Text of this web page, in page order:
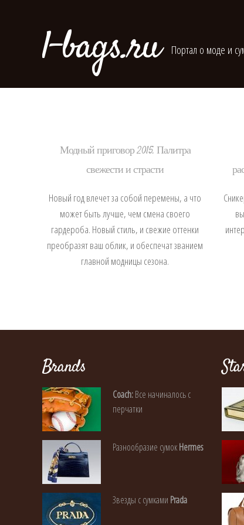
l-bags.ru Портал о моде и
Модный приговор 2015. Палитра
свежести и страсти
Новый год влечет за собой перемены, а что
может быть лучше, чем смена своего
гардероба. Новый стиль, и свежие оттенки
преобразят ваш облик, и обеспечат званием
главной модницы сезона.
Brands
Coach:Все начиналось с
перчатки
Разнообразие сумокHermes
Звезды с сумками Prada